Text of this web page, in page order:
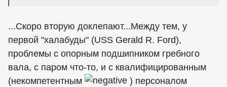
...Скоро вторую доклепают...Между тем, у
первой "халабуды" (USS Gerald R. Ford),
проблемы с опорным подшипником гребного
вала, с паром что-то, и с квалифицированным
(некомпетентным
) персоналом